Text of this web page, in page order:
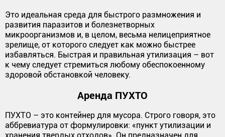
Это идеальная среда для быстрого размножения и
развития паразитов и болезнетворных
микроорганизмов и, в целом, весьма нелицеприятное
зрелище, от которого следует как можно быстрее
избавляться. Быстрая и правильная утилизация – вот
к чему следует стремиться любому обеспокоенному
здоровой обстановкой человеку.
Аренда ПУХТО
ПУХТО – это контейнер для мусора. Строго говоря, это
аббревиатура от формулировки: «пункт утилизации и